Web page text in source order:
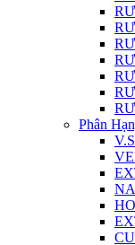
Phân